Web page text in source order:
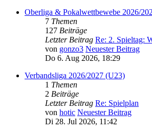
Oberliga & Pokalwettbewebe 2026/
7 Themen
127 Beiträge
Letzter Beitrag Re: 2. Spieltag:
von gonzo3 Neuester Beitrag
Do 6. Aug 2026, 18:29
Verbandsliga 2026/2027 (U23)
1 Themen
2 Beiträge
Letzter Beitrag Re: Spielplan
von hotic Neuester Beitrag
Di 28. Jul 2026, 11:42